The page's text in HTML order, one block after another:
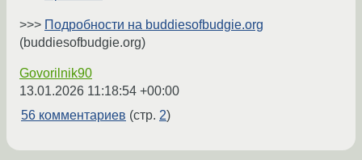
>>> Подробности на buddiesofbudgie.org
(buddiesofbudgie.org)
Govorilnik90
13.01.2026 11:18:54 +00:00
56 комментариев (стр. 2)